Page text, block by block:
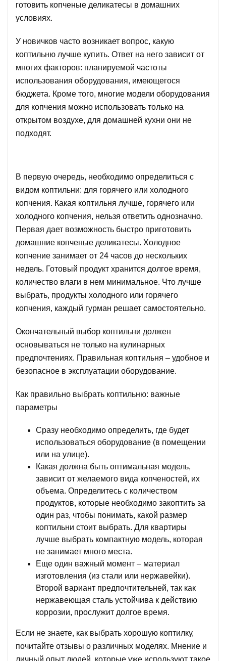
готовить копченые деликатесы в домашних
условиях.
У новичков часто возникает вопрос, какую
коптильню лучше купить. Ответ на него зависит от
многих факторов: планируемой частоты
использования оборудования, имеющегося
бюджета. Кроме того, многие модели оборудования
для копчения можно использовать только на
открытом воздухе, для домашней кухни они не
подходят.
В первую очередь, необходимо определиться с
видом коптильни: для горячего или холодного
копчения. Какая коптильня лучше, горячего или
холодного копчения, нельзя ответить однозначно.
Первая дает возможность быстро приготовить
домашние копченые деликатесы. Холодное
копчение занимает от 24 часов до нескольких
недель. Готовый продукт хранится долгое время,
количество влаги в нем минимальное. Что лучше
выбрать, продукты холодного или горячего
копчения, каждый гурман решает самостоятельно.
Окончательный выбор коптильни должен
основываться не только на кулинарных
предпочтениях. Правильная коптильня – удобное и
безопасное в эксплуатации оборудование.
Как правильно выбрать коптильню: важные
параметры
Сразу необходимо определить, где будет
использоваться оборудование (в помещении
или на улице).
Какая должна быть оптимальная модель,
зависит от желаемого вида копченостей, их
объема. Определитесь с количеством
продуктов, которые необходимо закоптить за
один раз, чтобы понимать, какой размер
коптильни стоит выбрать. Для квартиры
лучше выбрать компактную модель, которая
не занимает много места.
Еще один важный момент – материал
изготовления (из стали или нержавейки).
Второй вариант предпочтительней, так как
нержавеющая сталь устойчива к действию
коррозии, прослужит долгое время.
Если не знаете, как выбрать хорошую коптилку,
почитайте отзывы о различных моделях. Мнение и
личный опыт людей, которые уже используют такое